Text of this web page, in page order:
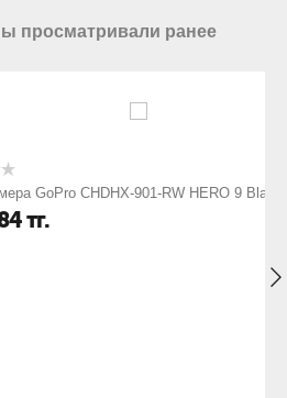
просматривали ранее
901-RW HERO 9 Black